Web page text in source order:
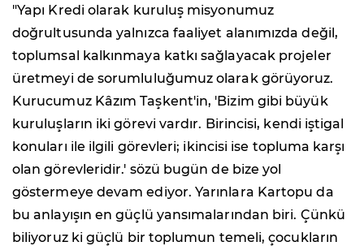
"Yapı Kredi olarak kuruluş misyonumuz
doğrultusunda yalnızca faaliyet alanımızda değil,
toplumsal kalkınmaya katkı sağlayacak projeler
üretmeyi de sorumluluğumuz olarak görüyoruz.
Kurucumuz Kâzım Taşkent'in, 'Bizim gibi büyük
kuruluşların iki görevi vardır. Birincisi, kendi iştigal
konuları ile ilgili görevleri; ikincisi ise topluma karşı
olan görevleridir.' sözü bugün de bize yol
göstermeye devam ediyor. Yarınlara Kartopu da
bu anlayışın en güçlü yansımalarından biri. Çünkü
biliyoruz ki güçlü bir toplumun temeli, çocukların